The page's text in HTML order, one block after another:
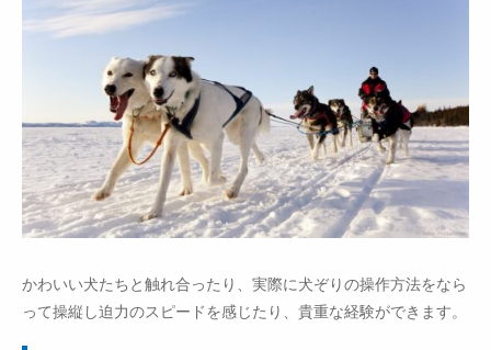
かわいい犬たちと触れ合ったり、実際に犬ぞりの操作方法をなら
って操縦し迫力のスピードを感じたり、貴重な経験ができます。